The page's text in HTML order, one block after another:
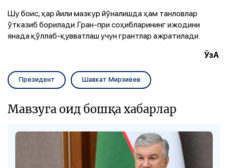
Шу боис, ҳар йили мазкур йўналишда ҳам танловлар
ўтказиб борилади. Гран-при соҳибларининг ижодини
янада қўллаб-қувватлаш учун грантлар ажратилади.
ЎзА
Президент Шавкат Мирзиёев
Мавзуга оид бошқа хабарлар